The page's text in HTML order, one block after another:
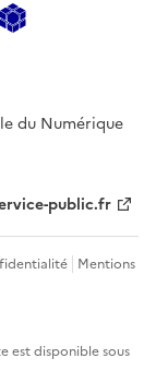
du Numérique
public.fr
Mentions
est disponible sous